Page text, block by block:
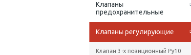
Клапаны
предохранительные
Клапаны регулирующие
Клапан 3-х позиционный Ру10